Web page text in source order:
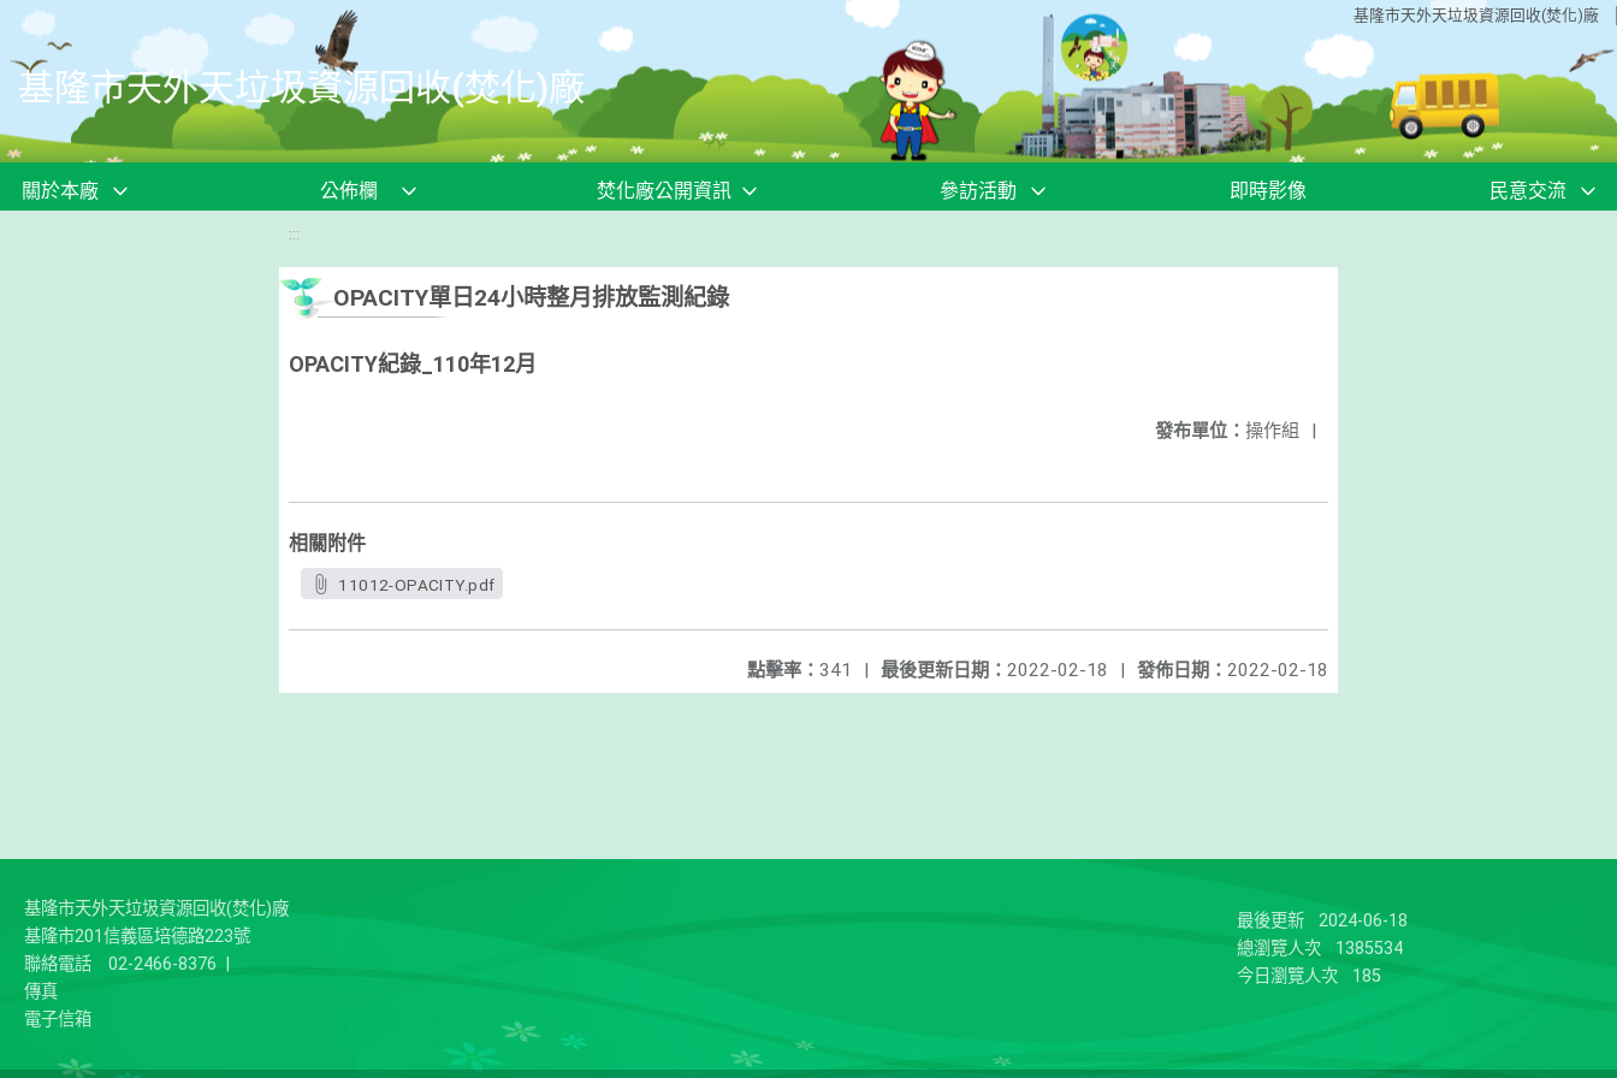
移至網頁之主要內容區位置 基隆市天外天垃圾資源回收(焚化)廠
基隆市天外天垃圾資源回收(焚化)廠
關於本廠 公佈欄 焚化廠公開資訊 參訪活動 即時影像 民意交流
:::
OPACITY單日24小時整月排放監測紀錄
OPACITY紀錄_110年12月
發布單位： 操作組 |
相關附件
11012-OPACITY.pdf
發佈日期： 2022-02-18
最後更新日期： 2022-02-18 |
點擊率： 341 |
基隆市天外天垃圾資源回收(焚化)廠
基隆市201信義區培德路223號
聯絡電話
02-2466-8376
傳真
電子信箱
最後更新
2024-06-18
總瀏覽人次
1385534
今日瀏覽人次
185